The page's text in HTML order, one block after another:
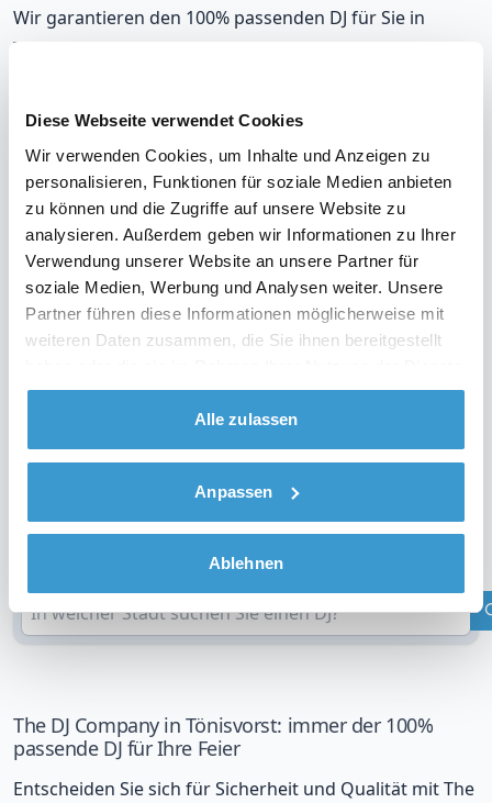
Diese Webseite verwendet Cookies
Wir verwenden Cookies, um Inhalte und Anzeigen zu
personalisieren, Funktionen für soziale Medien anbieten
zu können und die Zugriffe auf unsere Website zu
analysieren. Außerdem geben wir Informationen zu Ihrer
Verwendung unserer Website an unsere Partner für
soziale Medien, Werbung und Analysen weiter. Unsere
Partner führen diese Informationen möglicherweise mit
weiteren Daten zusammen, die Sie ihnen bereitgestellt
gesammelt haben.
Alle zulassen
Anpassen
Ablehnen
Wir garantieren den 100% passenden DJ für Sie in
Tönisvorst, der sich nahtlos an Ihre musikalischen
Mit unseren DJs, die in Tönisvorst auflegen, werden Sie
Unsere DJs gehören zu den meistgebuchten in
Tönisvorst, mit einer durchschnittlichen Bewertung von
9,2. Und im unwahrscheinlichen Fall, dass Sie mit Ihrem
DJ nicht zufrieden sind? Erhalten Sie Ihr Geld zurück.
Sehen Sie sich das Video über unsere Arbeitsweise
DJ in Ihrer Region?
Überprüfen Sie Ihren Standort
The DJ Company in Tönisvorst: immer der 100%
passende DJ für Ihre Feier
Entscheiden Sie sich für Sicherheit und Qualität mit The